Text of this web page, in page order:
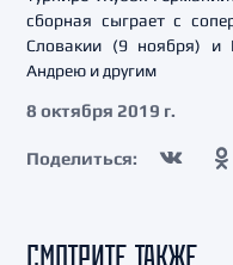
сборная сыграет с
Словакии (9 ноября) и
Андрею и другим
8 октября 2019 г.
Поделиться:
СМОТРИТЕ ТАКЖЕ